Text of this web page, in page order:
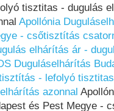
tisztitas - dugulás
Apollónia
- csőtisztítás
elhárítás ár -
Duguláselhárítás
- lefolyó
azonnal
és Pest Megye -